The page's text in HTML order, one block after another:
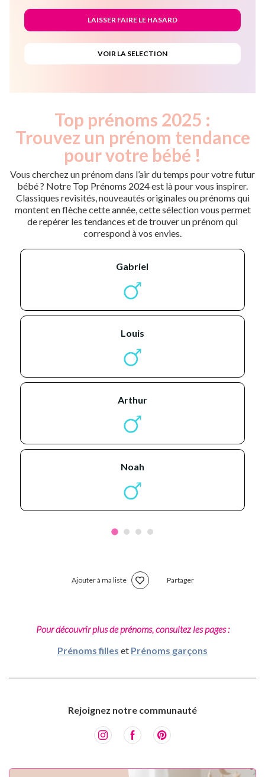
Top prénoms 2025 :
Trouvez un prénom tendance
pour votre bébé !
Vous cherchez un prénom dans l’air du temps pour votre futur
bébé ? Notre Top Prénoms 2024 est là pour vous inspirer.
Classiques revisités, nouveautés originales ou prénoms qui
montent en flèche cette année, cette sélection vous permet
de repérer les tendances et de trouver un prénom qui
correspond à vos envies.
gabriel
louis
arthur
noah
Ajouter à ma liste Partager
Pour découvrir plus de prénoms, consultez les pages :
Prénoms filles et Prénoms garçons
Rejoignez notre communauté